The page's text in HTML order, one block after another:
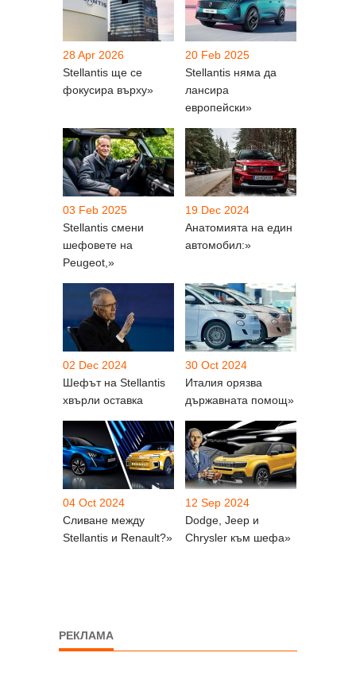
28 Apr 2026
Stellantis ще се
фокусира върху»
20 Feb 2025
Stellantis няма да
лансира
европейски»
03 Feb 2025
Stellantis смени
шефовете на
Peugeot,»
19 Dec 2024
Анатомията на един
автомобил:»
02 Dec 2024
Шефът на Stellantis
хвърли оставка
30 Oct 2024
Италия орязва
държавната помощ»
04 Oct 2024
Сливане между
Stellantis и Renault?»
12 Sep 2024
Dodge, Jeep и
Chrysler към шефа»
РЕКЛАМА